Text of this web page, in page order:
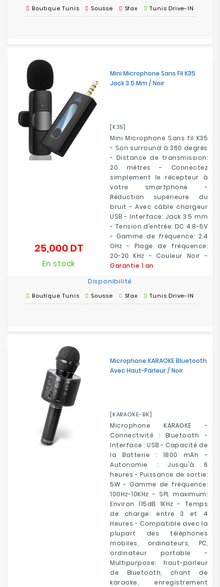
Boutique Tunis Sousse Sfax Tunis Drive-IN
Mini Microphone Sans Fil K35
Jack 3.5 Mm / Noir
[K35]
Mini Microphone Sans fil K35
- Son surround à 360 degrés
- Distance de transmission:
20 métres - Connectez
simplement le récepteur à
votre smartphone -
Réduction supérieure du
bruit - Avec câble chargeur
USB - Interface: Jack 3.5 mm
- Tension d’entrée: DC 4.8-5V
- Gamme de fréquence: 2.4
GHz - Plage de fréquence:
20-20 KHz - Couleur Noir -
Garantie 1 an
25,000 DTPrix
En stock
Disponibilité
Boutique Tunis Sousse Sfax Tunis Drive-IN
Microphone KARAOKE Bluetooth
Avec Haut-Parleur / Noir
[KARAOKE-BK]
Microphone KARAOKE -
Connectivité : Bluetooth -
Interface : USB - Capacité de
la Batterie : 1800 mAh -
Autonomie : Jusqu'à 6
heures - Puissance de sortie:
5W - Gamme de fréquence:
100Hz-10KHz - SPL maximum:
Environ 115dB 1KHz - Temps
de charge: entre 3 et 4
Heures - Compatible avec la
plupart des téléphones
mobiles, ordinateurs, PC,
ordinateur portable -
Multipurpose: haut-parleur
de Bluetooth, chant de
karaoke, enregistrement